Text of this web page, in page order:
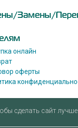
Замены/
онлайн
оферты
сделать сайт лучше